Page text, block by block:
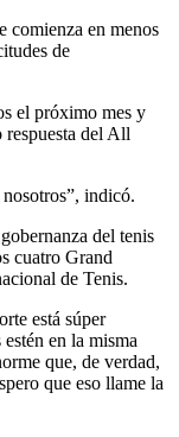
comienza en menos
de
el próximo mes y
del All
indicó.
del tenis
cuatro Grand
de Tenis.
está súper
en la misma
que, de verdad,
que eso llame la